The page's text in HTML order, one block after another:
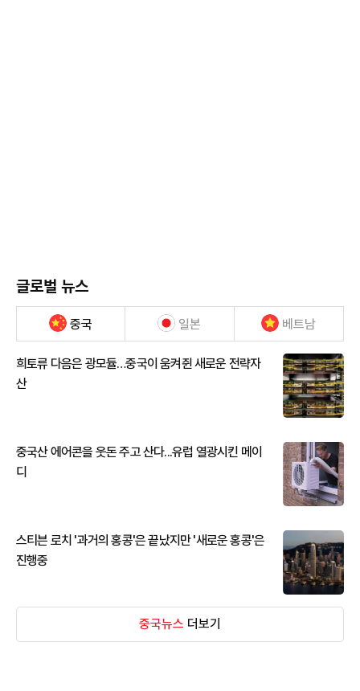
글로벌 뉴스
중국 일본 베트남
희토류 다음은 광모듈…중국이 움켜쥔 새로운 전략자
산
중국산 에어콘을 웃돈 주고 산다...유럽 열광시킨 메이
디
스티븐 로치 '과거의 홍콩'은 끝났지만 '새로운 홍콩'은
진행중
중국뉴스 더보기